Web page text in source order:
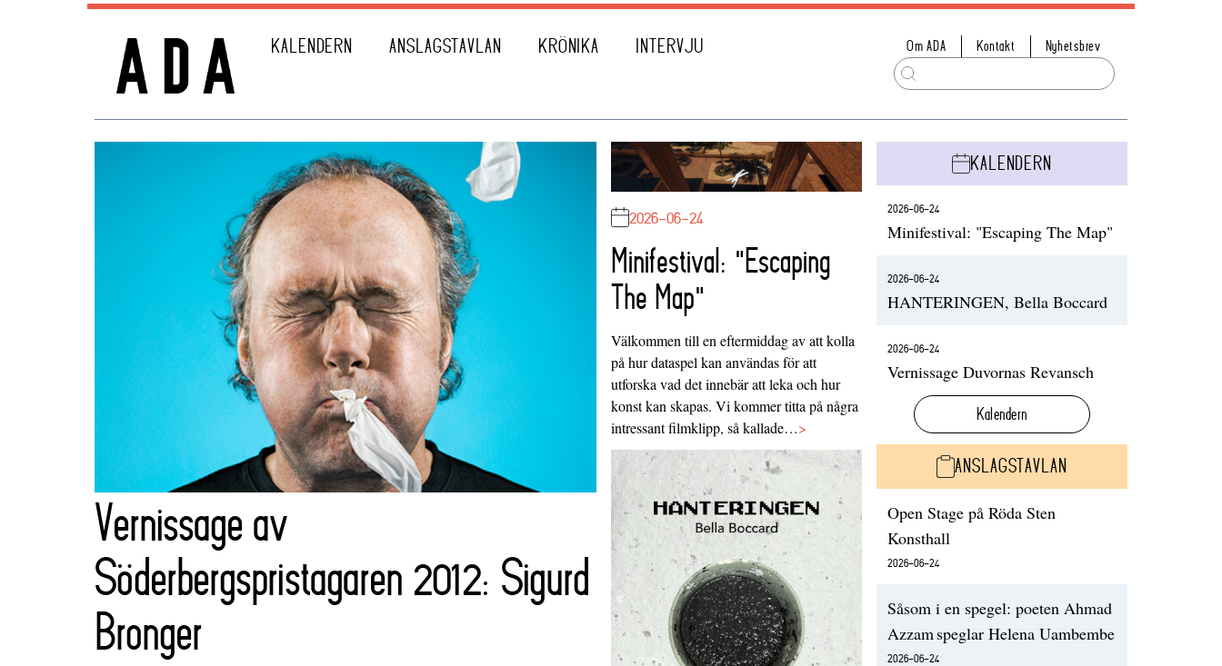
KALENDERN ANSLAGSTAVLAN KRÖNIKA INTERVJU Om ADA Kontakt Nyhetsbrev
Vernissage av
Söderbergspristagaren 2012: Sigurd
Bronger
2026-06-24
Minifestival: "Escaping
The Map"
Välkommen till en eftermiddag av att kolla
på hur dataspel kan användas för att
utforska vad det innebär att leka och hur
konst kan skapas. Vi kommer titta på några
intressant filmklipp, så kallade…>
KALENDERN
2026-06-24
Minifestival: "Escaping The Map"
2026-06-24
HANTERINGEN, Bella Boccard
2026-06-24
Vernissage Duvornas Revansch
Kalendern
ANSLAGSTAVLAN
Open Stage på Röda Sten
Konsthall
2026-06-24
Såsom i en spegel: poeten Ahmad
Azzam speglar Helena Uambembe
2026-06-24